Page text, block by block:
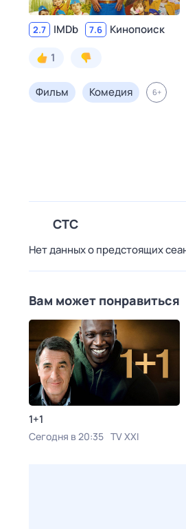
2.7 IMDb 7.6
Кинопоиск
1
Фильм Комедия 6+
СТС
Нет данных о предстоящих
Вам может понравиться
1+1
Сегодня в 20:35 TV XXI